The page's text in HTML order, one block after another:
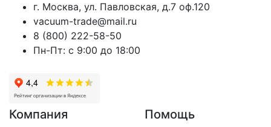
г. Москва, ул. Павловская, д.7 оф.120
vacuum-trade@mail.ru
8 (800) 222-58-50
Пн-Пт: с 9:00 до 18:00
Компания Помощь